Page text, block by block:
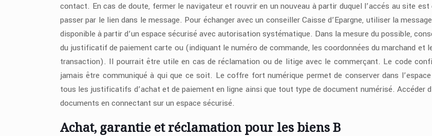
contact. En cas de doute, fermer le navigateur et rouvrir en un nouveau à partir duquel l’accés au site
passer par le lien dans le message. Pour échanger avec un conseiller Caisse d’Epargne, utiliser la
disponible à partir d’un espace sécurisé avec autorisation systématique. Dans la mesure du possible,
du justificatif de paiement carte ou (indiquant le numéro de commande, les coordonnées du marchand et
transaction). Il pourrait être utile en cas de réclamation ou de litige avec le commerçant. Le code
jamais être communiqué à qui que ce soit. Le coffre fort numérique permet de conserver dans
tous les justificatifs d’achat et de paiement en ligne ainsi que tout type de document numérisé. Accéder
documents en connectant sur un espace sécurisé.
Achat, garantie et réclamation pour les biens B